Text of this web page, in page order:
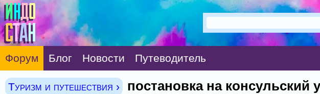
Форум Блог Новости Путеводитель
Туризм и путешествия › постановка на